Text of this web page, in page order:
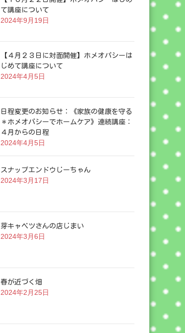
て講座について
2024年9月19日
【４月２３日に対面開催】ホメオパシーは
じめて講座について
2024年4月5日
日程変更のお知らせ：《家族の健康を守る
＊ホメオパシーでホームケア》連続講座：
４月からの日程
2024年4月5日
スナップエンドウじーちゃん
2024年3月17日
芽キャベツさんの店じまい
2024年3月6日
春が近づく畑
2024年2月25日